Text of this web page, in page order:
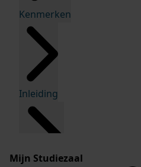
Kenmerken
Inleiding
Mijn Studiezaal